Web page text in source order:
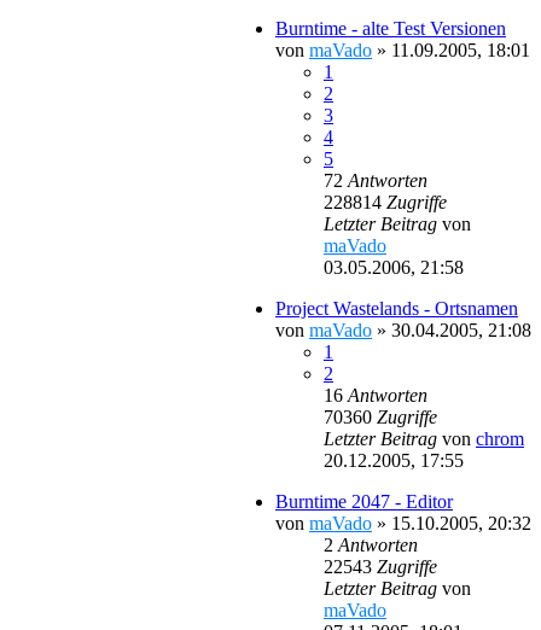
Burntime - alte Test Versionen
von maVado » 11.09.2005, 18:01
1
2
3
4
5
72 Antworten
228814 Zugriffe
Letzter Beitrag von
maVado
03.05.2006, 21:58
Project Wastelands - Ortsnamen
von maVado » 30.04.2005, 21:08
1
2
16 Antworten
70360 Zugriffe
Letzter Beitrag von chrom
20.12.2005, 17:55
Burntime 2047 - Editor
von maVado » 15.10.2005, 20:32
2 Antworten
22543 Zugriffe
Letzter Beitrag von
maVado